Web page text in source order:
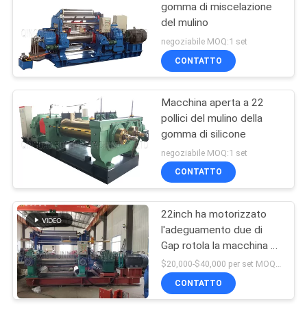
gomma di miscelazione
del mulino
negoziabile MOQ:1 set
CONTATTO
Macchina aperta a 22
pollici del mulino della
gomma di silicone
negoziabile MOQ:1 set
CONTATTO
22inch ha motorizzato
l'adeguamento due di
Gap rotola la macchina di
gomma del frantumatore
con il miscelatore di
riserva
$20,000-$40,000 per set MOQ:1 insieme
CONTATTO